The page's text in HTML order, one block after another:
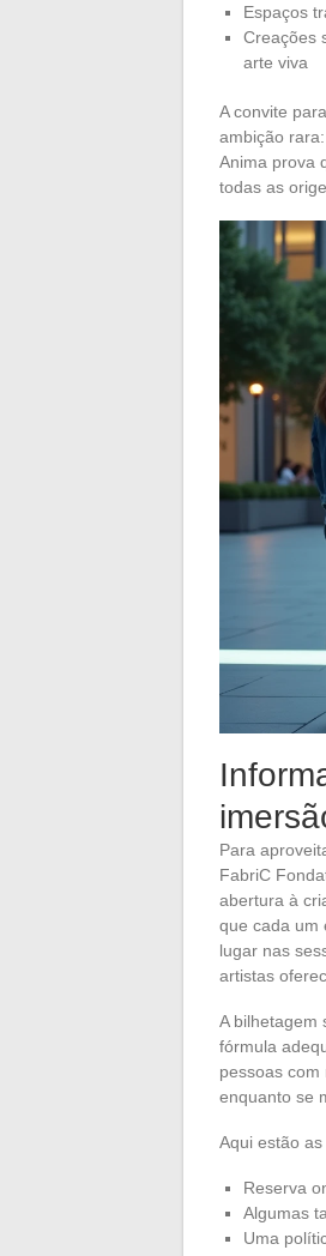
Espaços
Creações
arte viva
A convite
ambição
Anima prova
todas as
Para
FabriC
abertura à
que cada um
lugar nas
artistas
A bilhetagem
fórmula
pessoas
enquanto se
Aqui estão
Reserva
Algumas
Uma